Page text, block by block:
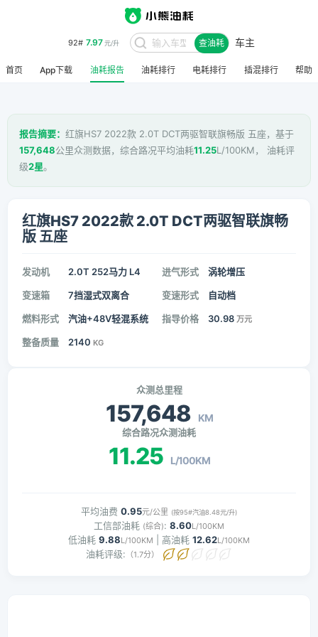
92# 7.97元/升 查油耗 车主
首页 App下载 油耗报告 油耗排行 电耗排行 插混排行 帮助
报告摘要： 红旗HS7 2022款 2.0T DCT两驱智联旗畅版 五座，基于
157,648公里众测数据，综合路况平均油耗11.25L/100KM， 油耗评
级2星。
红旗HS7 2022款 2.0T DCT两驱智联旗畅
版 五座
发动机 2.0T 252马力 L4 进气形式 涡轮增压
变速箱 7挡湿式双离合 变速形式 自动档
燃料形式 汽油+48V轻混系统 指导价格 30.98 万元
整备质量 2140 KG
众测总里程
157,648 KM
综合路况众测油耗
11.25 L/100KM
平均油费 0.95元/公里 (按95#汽油8.48元/升)
工信部油耗 (综合): 8.60L/100KM
低油耗 9.88L/100KM | 高油耗 12.62L/100KM
油耗评级: （1.7分）